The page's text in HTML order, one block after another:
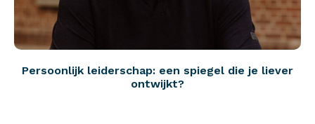
Persoonlijk leiderschap: een spiegel die je liever
ontwijkt?